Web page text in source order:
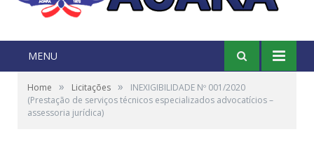
MENU
Home » Licitações »
INEXIGIBILIDADE Nº 001/2020
(Prestação de serviços técnicos especializados advocatícios –
assessoria jurídica)